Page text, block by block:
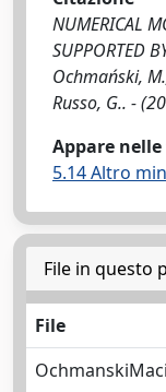
NUMERICAL
SUPPORTED
Ochmański,
Russo, G.. -
Appare
5.14 Altro
File in questo
File